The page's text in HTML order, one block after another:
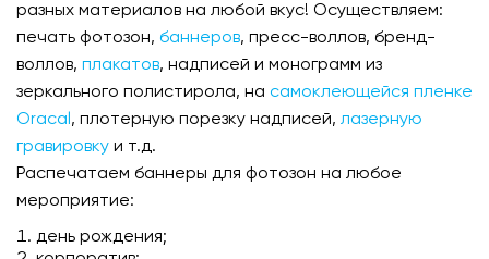
разных материалов на любой вкус! Осуществляем:
печать фотозон, баннеров, пресс-воллов, бренд-
воллов, плакатов, надписей и монограмм из
зеркального полистирола, на самоклеющейся пленке
Oracal , плотерную порезку надписей, лазерную
гравировку и т.д.
Распечатаем баннеры для фотозон на любое
мероприятие:
день рождения;